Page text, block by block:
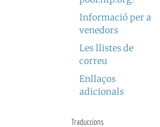
Informació per a
venedors
Les llistes de
correu
Enllaços
adicionals
Traduccions